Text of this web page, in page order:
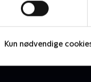
Kun nødvendige